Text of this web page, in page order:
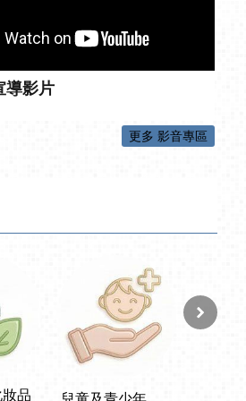
導影片
更多 影音專區